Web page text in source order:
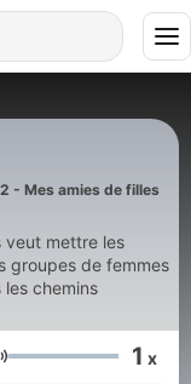
- Mes amies de filles
veut mettre les
groupes de femmes
chemins
音量 1 x